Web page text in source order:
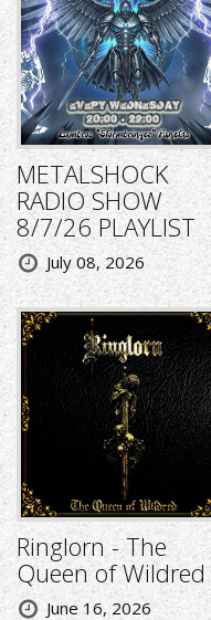
METALSHOCK
RADIO SHOW
8/7/26 PLAYLIST
July 08, 2026
Ringlorn - The
Queen of Wildred
June 16, 2026